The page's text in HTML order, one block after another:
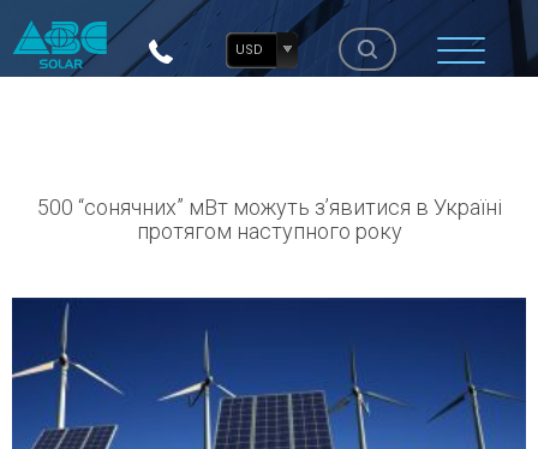
USD
500 “сонячних” мВт можуть з’явитися в Україні
протягом наступного року